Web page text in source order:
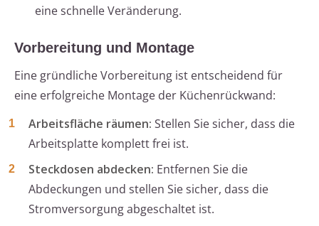
eine schnelle Veränderung.
Vorbereitung und Montage
Eine gründliche Vorbereitung ist entscheidend für
eine erfolgreiche Montage der Küchenrückwand:
Arbeitsfläche räumen: Stellen Sie sicher, dass die
Arbeitsplatte komplett frei ist.
Steckdosen abdecken: Entfernen Sie die
Abdeckungen und stellen Sie sicher, dass die
Stromversorgung abgeschaltet ist.